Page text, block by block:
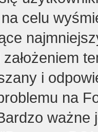
celu
założeniem
i
na
ważne